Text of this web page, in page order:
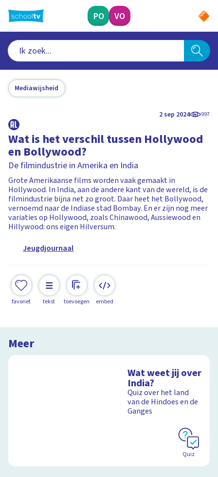
naar
hoofdinhoud
PO VO
Mediawijsheid
2 sep 2024 997
Wat is het verschil tussen Hollywood
en Bollywood?
De filmindustrie in Amerika en India
Grote Amerikaanse films worden vaak gemaakt in
Hollywood. In India, aan de andere kant van de wereld, is de
filmindustrie bijna net zo groot. Daar heet het Bollywood,
vernoemd naar de Indiase stad Bombay. En er zijn nog meer
variaties op Hollywood, zoals Chinawood, Aussiewood en
Hillywood: ons eigen Hilversum.
Jeugdjournaal
favoriet tekst toevoegen embed
Meer
Wat weet jij over
India?
Quiz over het land
van de Hindoes en de
Ganges
Quiz